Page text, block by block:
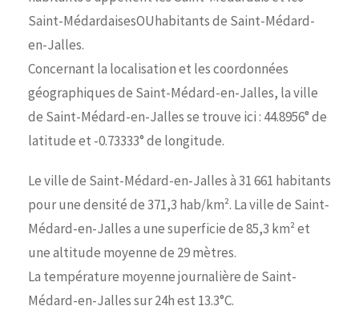
Saint-MédardaisesOUhabitants de Saint-Médard-
en-Jalles.
Concernant la localisation et les coordonnées
géographiques de Saint-Médard-en-Jalles, la ville
de Saint-Médard-en-Jalles se trouve ici : 44.8956° de
latitude et -0.73333° de longitude.
Le ville de Saint-Médard-en-Jalles à 31 661 habitants
pour une densité de 371,3 hab/km². La ville de Saint-
Médard-en-Jalles a une superficie de 85,3 km² et
une altitude moyenne de 29 mètres.
La température moyenne journalière de Saint-
Médard-en-Jalles sur 24h est 13.3°C.